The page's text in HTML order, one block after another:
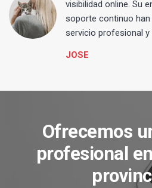
visibilidad online. Su
soporte continuo han
servicio profesional y
JOSE
Ofrecemos
profesional